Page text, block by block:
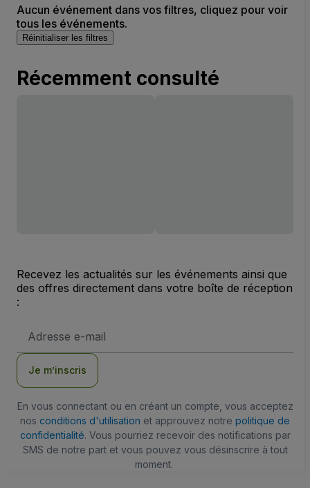
Aucun événement dans vos filtres, cliquez pour voir
tous les événements.
Réinitialiser les filtres
Récemment consulté
Recevez les actualités sur les événements ainsi que
des offres directement dans votre boîte de réception
:
e-
Je m’inscris
En vous connectant ou en créant un compte, vous acceptez
nos conditions d'utilisation et approuvez notre politique de
confidentialité. Vous pourriez recevoir des notifications par
SMS de notre part et vous pouvez vous désinscrire à tout
moment.